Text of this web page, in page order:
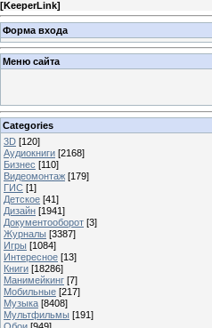
[KeeperLink]
Форма входа
Меню сайта
Categories
3D [120]
Аудиокниги [2168]
Бизнес [110]
Видеомонтаж [179]
ГИС [1]
Детское [41]
Дизайн [1941]
Документооборот [3]
Журналы [3387]
Игры [1084]
Интересное [13]
Книги [18286]
Манимейкинг [7]
Мобильные [217]
Музыка [8408]
Мультфильмы [191]